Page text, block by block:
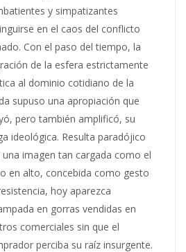
y simpatizantes
en el caos del conflicto
Con el paso del tiempo, la
de la esfera estrictamente
al dominio cotidiano de la
supuso una apropiación que
pero también amplificó, su
ideológica. Resulta paradójico
una imagen tan cargada como el
en alto, concebida como gesto
hoy aparezca
en gorras vendidas en
comerciales sin que el
perciba su raíz insurgente.